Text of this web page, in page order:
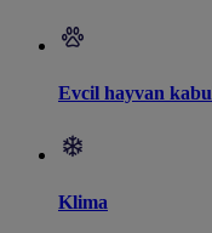
Evcil hayvan
Klima